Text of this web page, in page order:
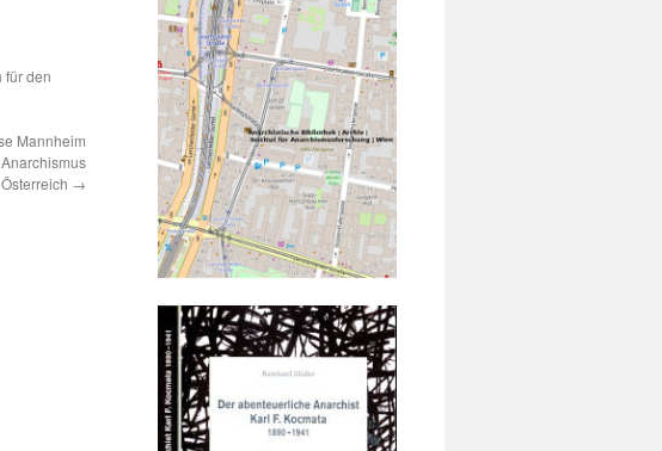
für den
Mannheim
→